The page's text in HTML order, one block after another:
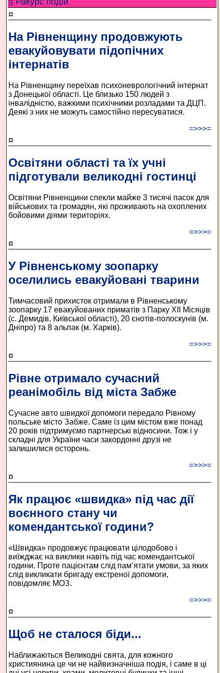
¤
На Рівненщину продовжують
евакуйовувати підопічних
інтернатів
На Рівненщину переїхав психоневрологічний інтернат
з Донецької області. Це близько 150 людей з
інвалідністю, важкими психічними розладами та ДЦП.
Деякі з них не можуть самостійно пересуватися.
=>>>=
¤
Освітяни області та їх учні
підготували великодні гостинці
Освітяни Рівненщини спекли майже 3 тисячі пасок для
військових та громадян, які проживають на охоплених
бойовими діями територіях.
=>>>=
¤
У Рівненському зоопарку
оселились евакуйовані тварини
Тимчасовий прихисток отримали в Рівненському
зоопарку 17 евакуйованих приматів з Парку XII Місяців
(с. Демидів, Київської області), 20 єнотів-полоскунів (м.
Дніпро) та 8 альпак (м. Харків).
=>>>=
¤
Рівне отримало сучасний
реанімобіль від міста Забже
Сучасне авто швидкої допомоги передало Рівному
польське місто Забже. Саме із цим містом вже понад
20 років підтримуємо партнерські відносини. Тож і у
складні для України часи закордонні друзі не
залишилися осторонь.
=>>>=
¤
Як працює «швидка» під час дії
воєнного стану чи
комендантської години?
«Швидка» продовжує працювати цілодобово і
виїжджає на виклики навіть під час комендантської
години. Проте пацієнтам слід пам’ятати умови, за яких
слід викликати бригаду екстреної допомоги,
повідомляє МОЗ.
=>>>=
¤
Щоб не сталося біди...
Наближаються Великодні свята, для кожного
християнина це чи не найвизначніша подія, і саме в ці